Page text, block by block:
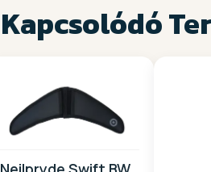
Kapcsolódó